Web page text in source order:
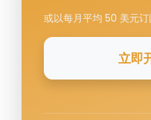
或以每月平均 50 美元
立即